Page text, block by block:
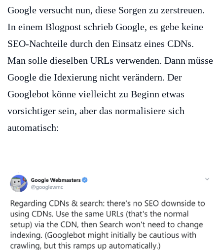
Google versucht nun, diese Sorgen zu zerstreuen.
In einem Blogpost schrieb Google, es gebe keine
SEO-Nachteile durch den Einsatz eines CDNs.
Man solle dieselben URLs verwenden. Dann müsse
Google die Idexierung nicht verändern. Der
Googlebot könne vielleicht zu Beginn etwas
vorsichtiger sein, aber das normalisiere sich
automatisch: